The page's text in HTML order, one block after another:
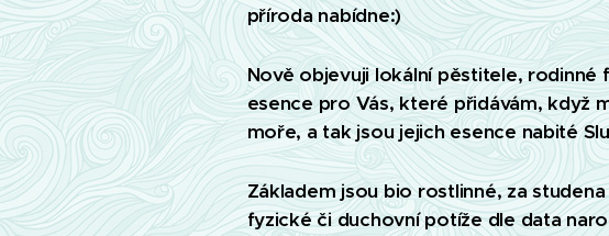
příroda nabídne:)
Nově objevuji lokální pěstitele, rodinné
esence pro Vás, které přidávám, když
moře, a tak jsou jejich esence nabité
Základem jsou bio rostlinné, za
fyzické či duchovní potíže dle data